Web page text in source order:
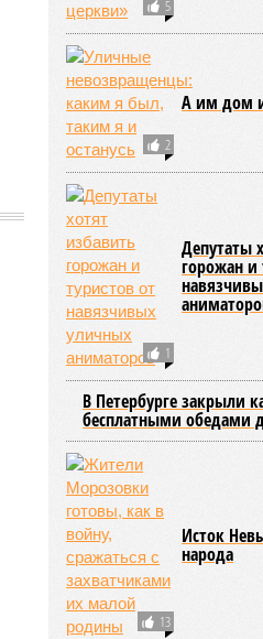
5
2
А им дом
1
Депутаты
горожан и
В Петербурге закрыли
бесплатными обедами
13
Исток
народа